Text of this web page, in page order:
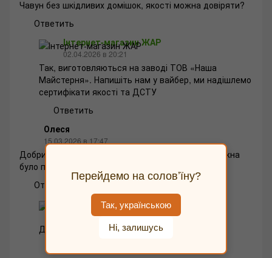
Чавун без шкідливих домішок, якості можна довіряти?
Ответить
Інтернет-магазин ЖАР
02.04.2026 в 20:21
Так, виготовляються на заводі ТОВ «Наша
Майстерня». Напишіть нам у вайбер, ми надішлемо
сертифікати якості та ДСТУ
Ответить
Олеся
15.03.2026 в 17:47
Добрий день, а в ній відкручується ручка щоб можна
було поставити в духовку?
Ответить
Інтернет-магазин ЖАР
15.03.2026 в 17:49
Доброго дня! Так, відкручується
Перейдемо на соловʼїну?
Так, українською
Ні, залишусь